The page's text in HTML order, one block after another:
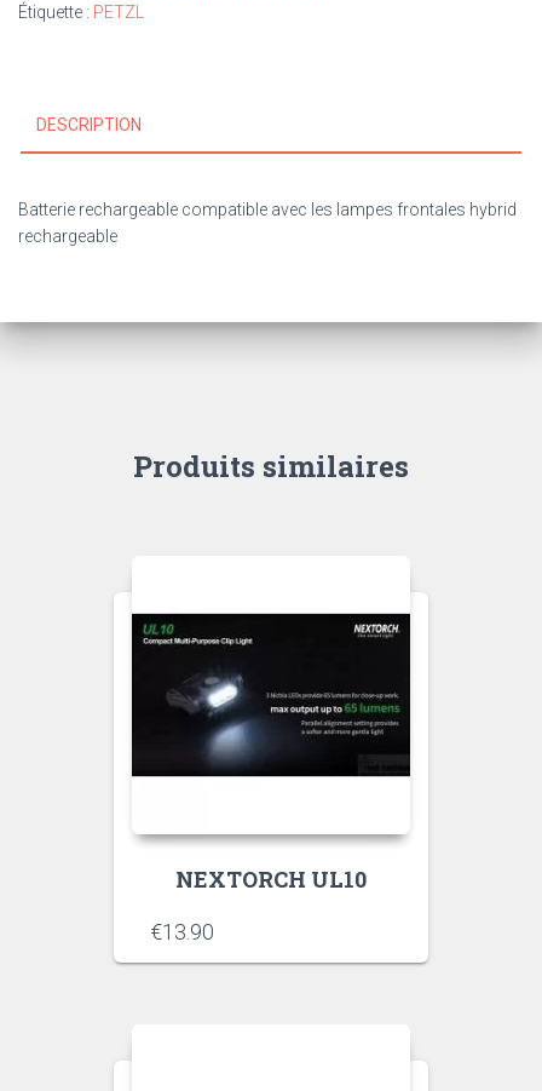
Étiquette : PETZL
DESCRIPTION
Batterie rechargeable compatible avec les lampes frontales hybrid
rechargeable
Produits similaires
NEXTORCH UL10
€13.90